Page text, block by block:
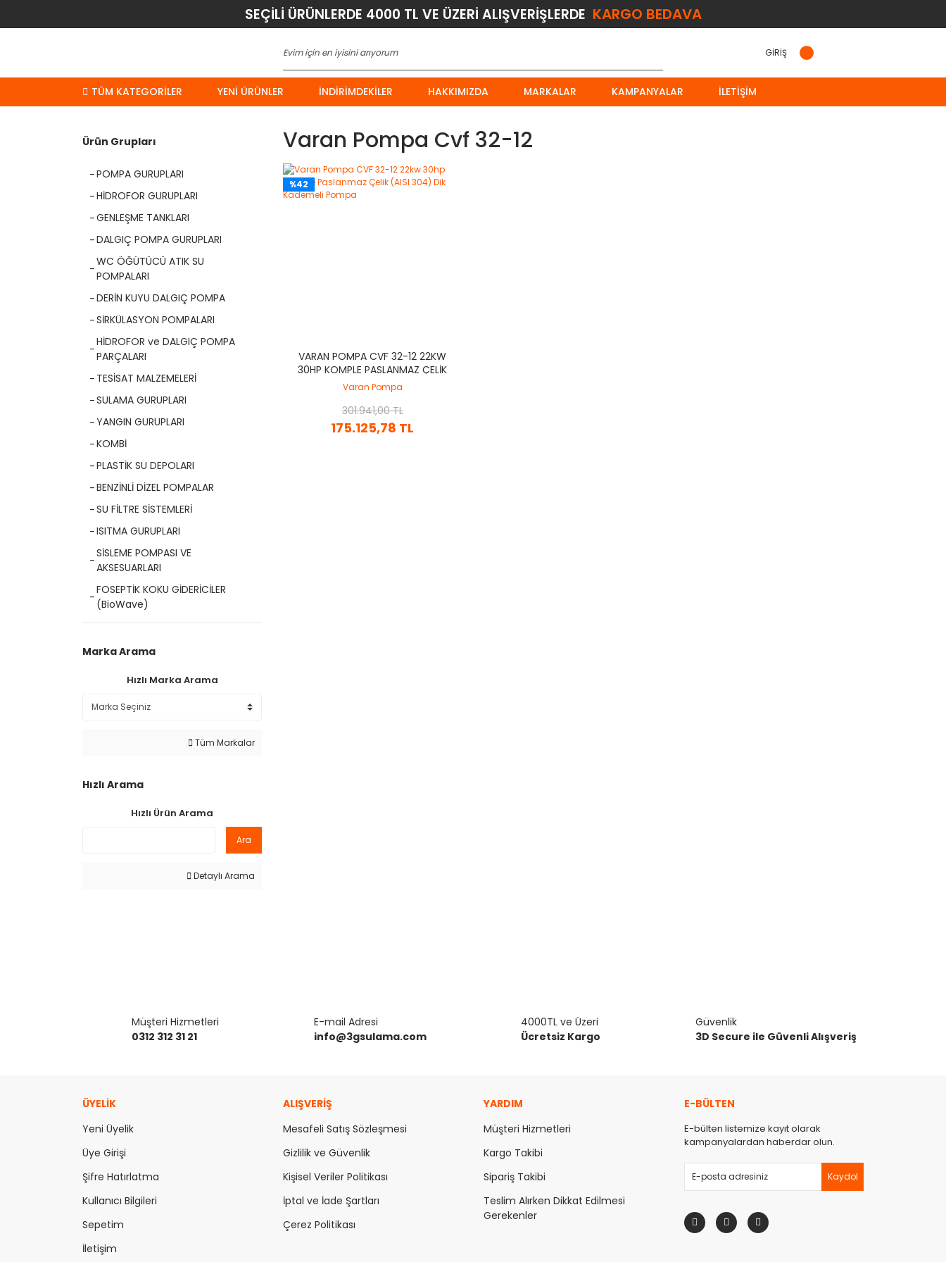
SEÇİLİ ÜRÜNLERDE 4000 TL VE ÜZERİ ALIŞVERİŞLERDE KARGO BEDAVA
GİRİŞ
TÜM KATEGORİLER YENI ÜRÜNLER İNDIRIMDEKILER HAKKIMIZDA MARKALAR KAMPANYALAR İLETIŞIM
Ürün Grupları
POMPA GURUPLARI
HİDROFOR GURUPLARI
GENLEŞME TANKLARI
DALGIÇ POMPA GURUPLARI
WC ÖĞÜTÜCÜ ATIK SU
POMPALARI
DERİN KUYU DALGIÇ POMPA
SİRKÜLASYON POMPALARI
HİDROFOR ve DALGIÇ POMPA
PARÇALARI
TESİSAT MALZEMELERİ
SULAMA GURUPLARI
YANGIN GURUPLARI
KOMBİ
PLASTİK SU DEPOLARI
BENZİNLİ DİZEL POMPALAR
SU FİLTRE SİSTEMLERİ
ISITMA GURUPLARI
SİSLEME POMPASI VE
AKSESUARLARI
FOSEPTİK KOKU GİDERİCİLER
(BioWave)
Marka Arama
Hızlı Marka Arama
Tüm Markalar
Hızlı Arama
Hızlı Ürün Arama
Ara
Detaylı Arama
Varan Pompa Cvf 32-12
%42
VARAN POMPA CVF 32-12 22KW
30HP KOMPLE PASLANMAZ ÇELIK
(AISI 304) DIK KADEMELI POMPA
Varan Pompa
175.125,78 TL
301.941,00 TL
Müşteri Hizmetleri
0312 312 31 21
E-mail Adresi
info@3gsulama.com
4000TL ve Üzeri
Ücretsiz Kargo
Güvenlik
3D Secure ile Güvenli Alışveriş
ÜYELİK
Yeni Üyelik
Üye Girişi
Şifre Hatırlatma
Kullanıcı Bilgileri
Sepetim
İletişim
ALIŞVERİŞ
Mesafeli Satış Sözleşmesi
Gizlilik ve Güvenlik
Kişisel Veriler Politikası
İptal ve İade Şartları
Çerez Politikası
YARDIM
Müşteri Hizmetleri
Kargo Takibi
Sipariş Takibi
Teslim Alırken Dikkat Edilmesi
Gerekenler
E-BÜLTEN
E-bülten listemize kayıt olarak
kampanyalardan haberdar olun.
Kaydol